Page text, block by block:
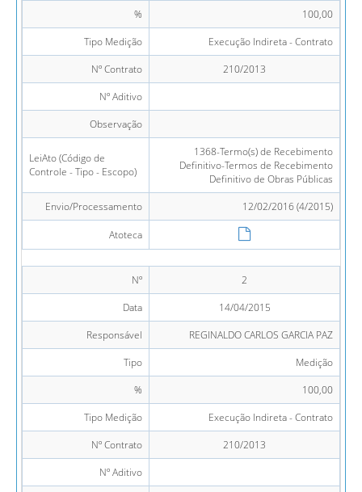
%
100,00
Tipo Medição
Execução Indireta - Contrato
Nº Contrato
210/2013
Nº Aditivo
Observação
LeiAto (Código de
Controle - Tipo - Escopo)
1368-Termo(s) de Recebimento
Definitivo-Termos de Recebimento
Definitivo de Obras Públicas
Envio/Processamento
12/02/2016 (4/2015)
Atoteca
Nº
2
Data
14/04/2015
Responsável
REGINALDO CARLOS GARCIA PAZ
Tipo
Medição
%
100,00
Tipo Medição
Execução Indireta - Contrato
Nº Contrato
210/2013
Nº Aditivo